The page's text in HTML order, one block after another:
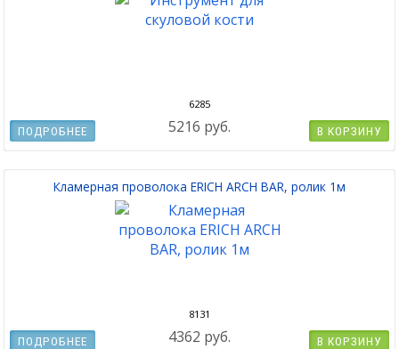
6285
5216 руб. В КОРЗИНУ
ПОДРОБНЕЕ
Кламерная проволока ERICH ARCH BAR, ролик 1м
8131
4362 руб. В КОРЗИНУ
ПОДРОБНЕЕ